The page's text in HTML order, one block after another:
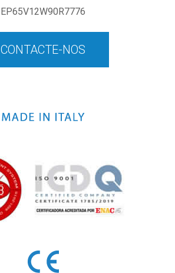
EP65V12W90R7776
CONTACTE-NOS